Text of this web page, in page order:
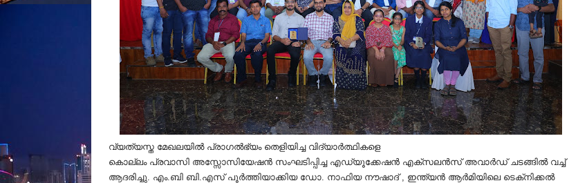
വ്യത്യസ്ത മേഖലയിൽ പ്രാഗൽഭ്യം തെളിയിച്ച വിദ്യാർത്ഥികളെ
കൊല്ലം പ്രവാസി അസ്സോസിയേഷൻ സംഘടിപ്പിച്ച എഡ്യൂക്കേഷൻ എക്സലൻസ് അവാർഡ് ചടങ്ങിൽ വച്ച്
ആദരിച്ചു. എം.ബി ബി.എസ് പൂർത്തിയാക്കിയ ഡോ. നാഫിയ നൗഷാദ് , ഇന്ത്യൻ ആർമിയിലെ ടെക്‌നിക്കൽ